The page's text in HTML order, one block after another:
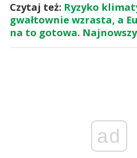
Czytaj też: Ryzyko
gwałtownie wzrasta, a
na to gotowa.
ad